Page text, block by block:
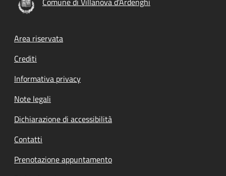
Footer menu
Area riservata
Crediti
Informativa privacy
Note legali
Dichiarazione di accessibilità
Contatti
Prenotazione appuntamento